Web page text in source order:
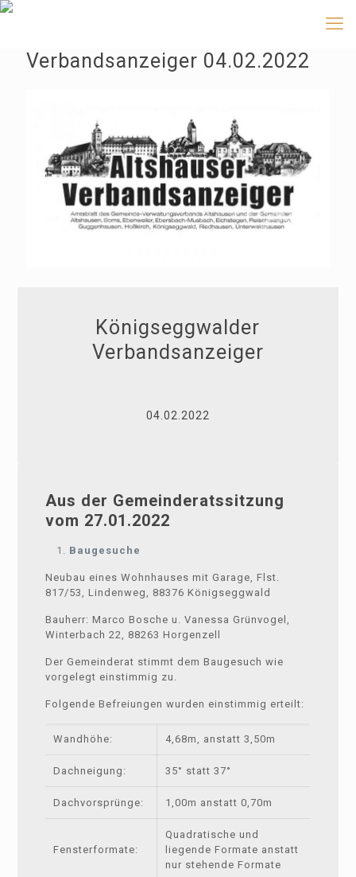
Verbandsanzeiger 04.02.2022
Königseggwalder
Verbandsanzeiger
04.02.2022
Aus der Gemeinderatssitzung
vom 27.01.2022
Baugesuche
Neubau eines Wohnhauses mit Garage, Flst.
817/53, Lindenweg, 88376 Königseggwald
Bauherr: Marco Bosche u. Vanessa Grünvogel,
Winterbach 22, 88263 Horgenzell
Der Gemeinderat stimmt dem Baugesuch wie
vorgelegt einstimmig zu.
Folgende Befreiungen wurden einstimmig erteilt:
Wandhöhe: 4,68m, anstatt 3,50m
Dachneigung: 35° statt 37°
Dachvorsprünge: 1,00m anstatt 0,70m
Fensterformate:
Quadratische und
liegende Formate anstatt
nur stehende Formate